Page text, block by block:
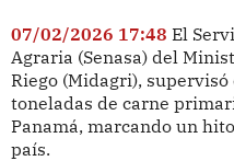
07/02/2026 17:48 El
Agraria (Senasa) del
Riego (Midagri),
toneladas de carne
Panamá, marcando un
país.